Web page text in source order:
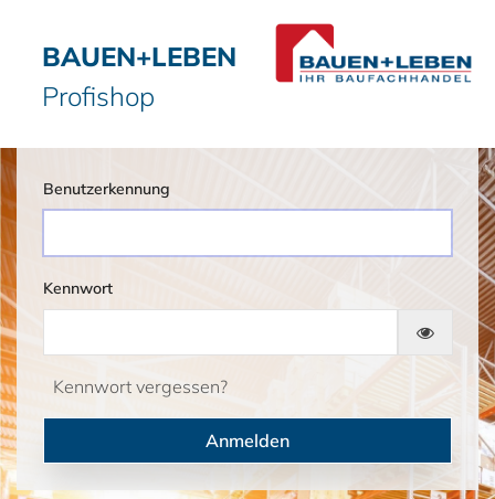
BAUEN+LEBEN
Profishop
Benutzerkennung
Kennwort
Kennwort vergessen?
Anmelden